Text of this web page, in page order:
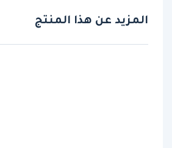
المزيد عن هذا المنتج